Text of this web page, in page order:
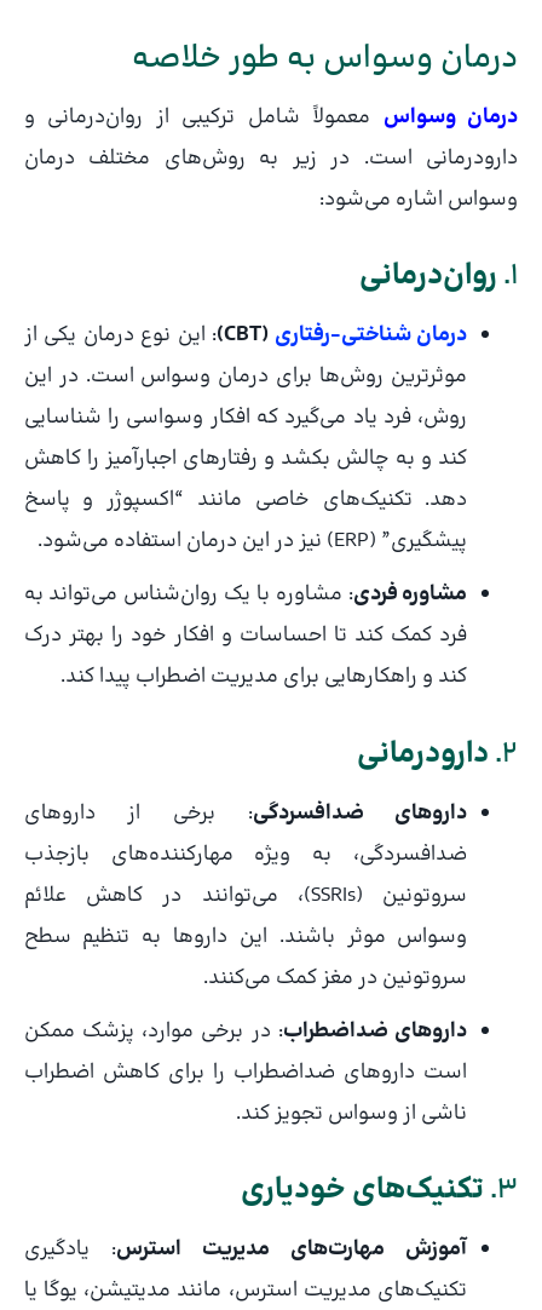
درمان وسواس به طور خلاصه
درمان وسواس معمولاً شامل ترکیبی از روان‌درمانی و
دارودرمانی است. در زیر به روش‌های مختلف درمان
وسواس اشاره می‌شود:
1. روان‌درمانی
درمان شناختی-رفتاری (CBT)
: این نوع درمان یکی از
موثرترین روش‌ها برای درمان وسواس است. در این
روش، فرد یاد می‌گیرد که افکار وسواسی را شناسایی
کند و به چالش بکشد و رفتارهای اجبارآمیز را کاهش
دهد. تکنیک‌های خاصی مانند “اکسپوژر و پاسخ
پیشگیری” (ERP) نیز در این درمان استفاده می‌شود.
مشاوره فردی: مشاوره با یک روان‌شناس می‌تواند به
فرد کمک کند تا احساسات و افکار خود را بهتر درک
کند و راهکارهایی برای مدیریت اضطراب پیدا کند.
2. دارودرمانی
داروهای ضدافسردگی: برخی از داروهای
ضدافسردگی، به ویژه مهارکننده‌های بازجذب
سروتونین (SSRIs)، می‌توانند در کاهش علائم
وسواس موثر باشند. این داروها به تنظیم سطح
سروتونین در مغز کمک می‌کنند.
داروهای ضداضطراب: در برخی موارد، پزشک ممکن
است داروهای ضداضطراب را برای کاهش اضطراب
ناشی از وسواس تجویز کند.
3. تکنیک‌های خودیاری
آموزش مهارت‌های مدیریت استرس: یادگیری
تکنیک‌های مدیریت استرس، مانند مدیتیشن، یوگا یا